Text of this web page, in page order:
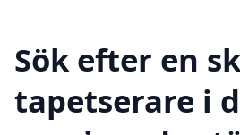
Sök efter en
tapetserare i